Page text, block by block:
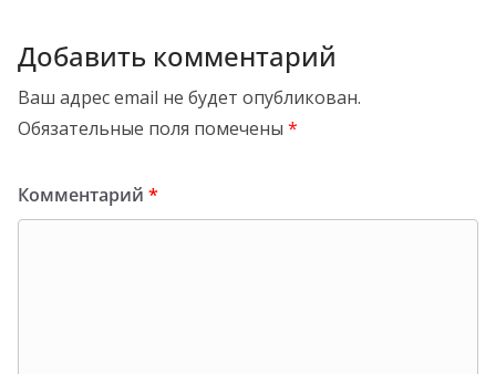
Добавить комментарий
Ваш адрес email не будет опубликован.
Обязательные поля помечены *
Комментарий *